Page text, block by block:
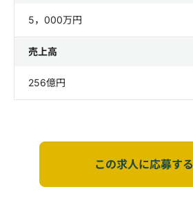
5，000万円
売上高
256億円
この求人に応募する